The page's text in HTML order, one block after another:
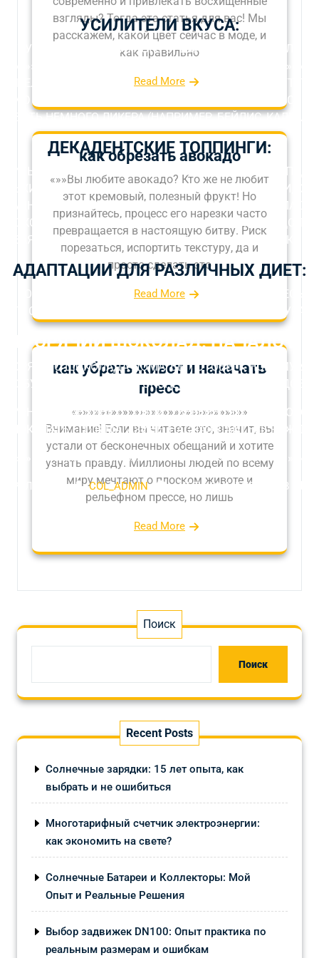
УСИЛИТЕЛИ ВКУСА:
КОРИЦЫ‚ МУСКАТНОГО ОРЕХА‚ КАРДАМОНА ИЛИ
АПЕЛЬСИНОВЫЙ ИЛИ КОФЕЙНЫЙ ЭКСТРАКТ МОГУТ
ЛОЖКУ РАСТВОРИМОГО КОФЕ ИЛИ ПОРЦИЮ
НЕМНОГО ЛИКЕРА (НАПРИМЕР‚ БЕЙЛИС‚ КАЛУА‚
ДЕКАДЕНТСКИЕ ТОППИНГИ:
СЛИВКИ: КЛАССИКА‚ КОТОРАЯ НИКОГДА НЕ
ЗЕФИРКИ‚ КОТОРЫЕ ТАЮТ НА ПОВЕРХНОСТИ‚
СТРУЖКА: ДЛЯ ДОПОЛНИТЕЛЬНОЙ
СИРОП: ДЛЯ КРАСИВЫХ УЗОРОВ И
СТРУЖКА‚ ИЗМЕЛЬЧЕННЫЕ ОРЕХИ‚ ЦВЕТНАЯ
АДАПТАЦИИ ДЛЯ РАЗЛИЧНЫХ ДИЕТ:
(ОВСЯНОЕ‚ МИНДАЛЬНОЕ‚ СОЕВОЕ) И
САХАР НА ЭРИТРИТ‚ СТЕВИЮ ИЛИ ДРУГИЕ
ГОРЯЧИЙ ШОКОЛАД: НАЧАЛО
ГОРЯЧЕГО ШОКОЛАДА ДОМА‚ ВЫ ГОТОВЫ К НОВОМУ
ЭТОТ РЕЦЕПТ‚ ЭКСПЕРИМЕНТИРУЙТЕ С
НАЕДИНЕ С СОБОЙ. УВЕРЕНЫ‚ ЧТО‚
ПОКУПАТЬ ЕГО В МАГАЗИНЕ. НАСЛАЖДАЙТЕСЬ
2026 COL_ADMIN НЕТ КОММЕНТАРИЕВ
взгляды? Тогда эта статья для вас! Мы
расскажем, какой цвет сейчас в моде, и
как правильно
Read More
как обрезать авокадо
«»»Вы любите авокадо? Кто же не любит
этот кремовый, полезный фрукт! Но
признайтесь, процесс его нарезки часто
превращается в настоящую битву. Риск
порезаться, испортить текстуру, да и
просто сделать это
Read More
как убрать живот и накачать
пресс
«»»»»»»»»»»»»»»»»»»»»»»»»»»»»»»
Внимание! Если вы читаете это, значит, вы
устали от бесконечных обещаний и хотите
узнать правду. Миллионы людей по всему
миру мечтают о плоском животе и
рельефном прессе, но лишь
Read More
Поиск
Поиск
Recent Posts
Солнечные зарядки: 15 лет опыта, как
выбрать и не ошибиться
Многотарифный счетчик электроэнергии:
как экономить на свете?
Солнечные Батареи и Коллекторы: Мой
Опыт и Реальные Решения
Выбор задвижек DN100: Опыт практика по
реальным размерам и ошибкам